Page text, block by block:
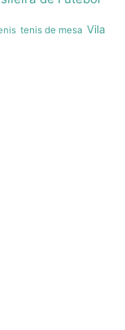
tenis de mesa Vila